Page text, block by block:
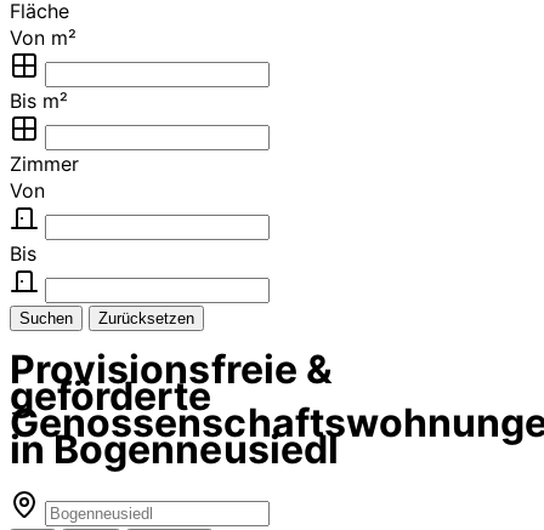
Fläche
Von m²
Bis m²
Zimmer
Von
Bis
Suchen Zurücksetzen
Provisionsfreie &
geförderte
in Bogenneusiedl